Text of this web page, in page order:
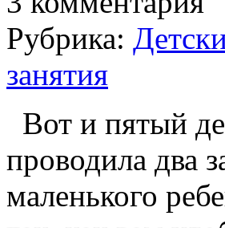
Рубрика:
занятия
Вот и пятый
проводила два
маленького